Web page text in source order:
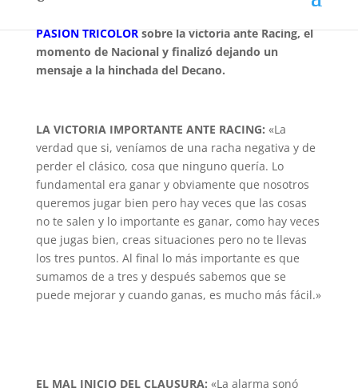
PASIÓN TRICOLORsobre la victoria ante Racing, el
momento de Nacional y finalizó dejando un
mensaje a la hinchada del Decano.
LA VICTORIA IMPORTANTE ANTE RACING: «La
verdad que si, veníamos de una racha negativa y de
perder el clásico, cosa que ninguno quería. Lo
fundamental era ganar y obviamente que nosotros
queremos jugar bien pero hay veces que las cosas
no te salen y lo importante es ganar, como hay veces
que jugas bien, creas situaciones pero no te llevas
los tres puntos. Al final lo más importante es que
sumamos de a tres y después sabemos que se
puede mejorar y cuando ganas, es mucho más fácil.»
EL MAL INICIO DEL CLAUSURA: «La alarma sonó